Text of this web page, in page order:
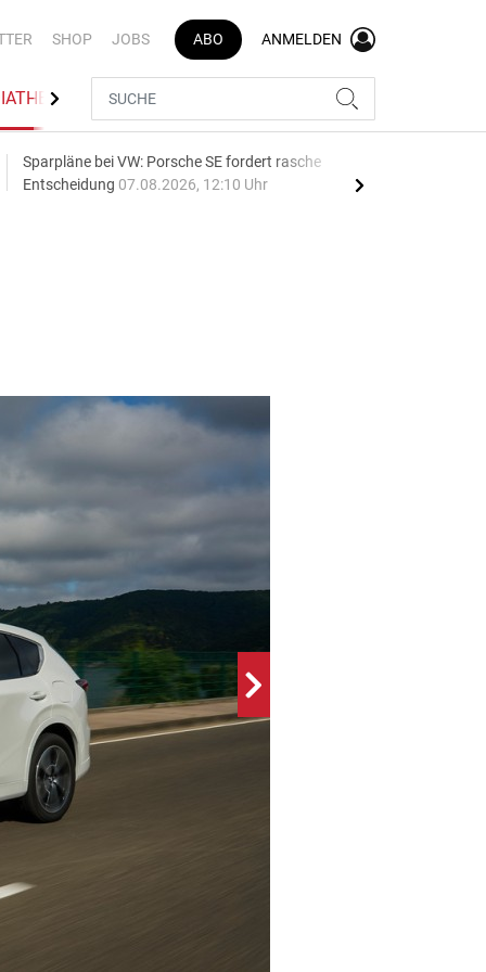
SHOP JOBS ABO ANMELDEN
BRANCHENVERZEICHNIS
Sparpläne bei VW: Porsche SE fordert rasche
Entscheidung 07.08.2026, 12:10 Uhr